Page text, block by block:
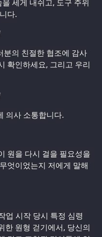
세게 내쉬고, 도구 주위
다.
분의 친절한 협조에 감사
확인하세요, 그리고 우리
의사 소통합니다.
원을 다시 걸을 필요성을
엇이었는지 저에게 말해
업 시작 당시 특정 심령
한 원형 걷기에서, 당신의